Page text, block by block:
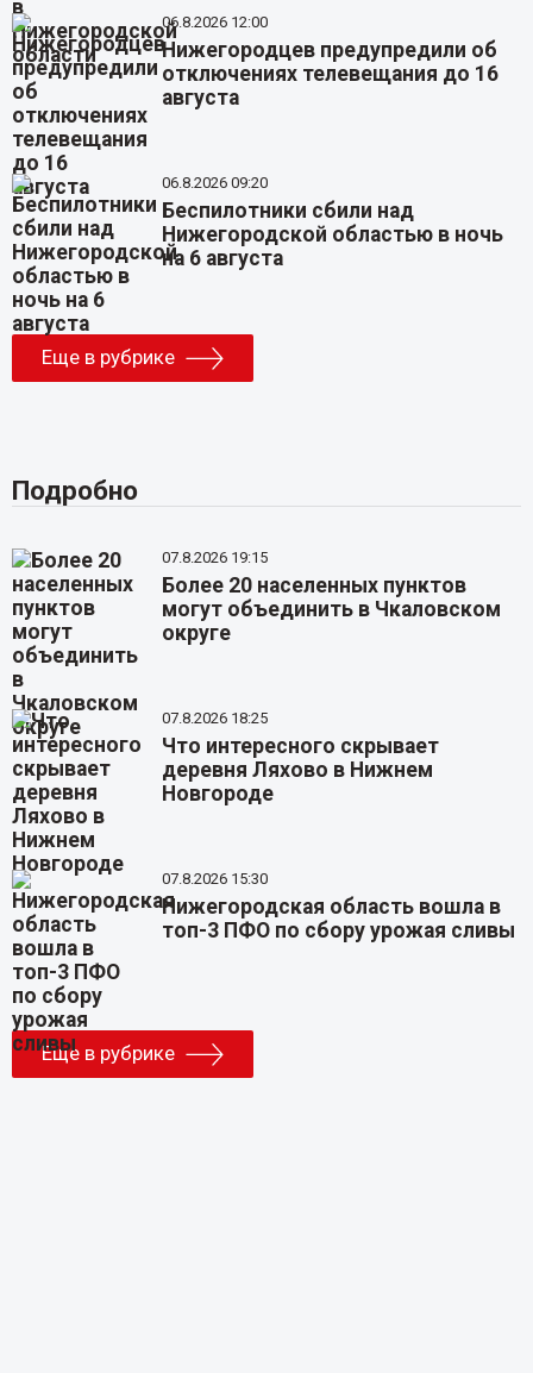
06.8.2026 12:00
Нижегородцев предупредили об
отключениях телевещания до 16
августа
06.8.2026 09:20
Беспилотники сбили над
Нижегородской областью в ночь
на 6 августа
Еще в рубрике
Подробно
07.8.2026 19:15
Более 20 населенных пунктов
могут объединить в Чкаловском
округе
07.8.2026 18:25
Что интересного скрывает
деревня Ляхово в Нижнем
Новгороде
07.8.2026 15:30
Нижегородская область вошла в
топ-3 ПФО по сбору урожая сливы
Еще в рубрике